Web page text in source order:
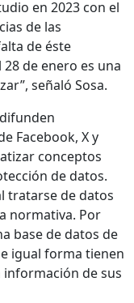
en 2023 con el
de las
de éste
de enero es una
señaló Sosa.
Facebook, X y
conceptos
de datos.
tratarse de datos
normativa. Por
base de datos de
igual forma tienen
de sus